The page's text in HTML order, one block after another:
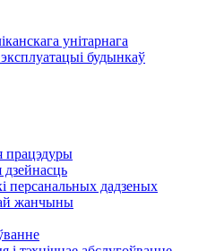
унітарнага
будынкаў
працэдуры
персанальных дадзеных
жанчыны